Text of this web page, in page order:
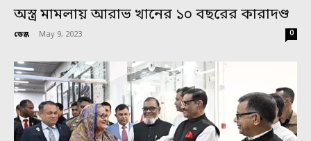
অস্ত্র মামলায় আরাভ খানের ১০ বছরের কারাদণ্ড
ডেস্ক - May 9, 2023 0